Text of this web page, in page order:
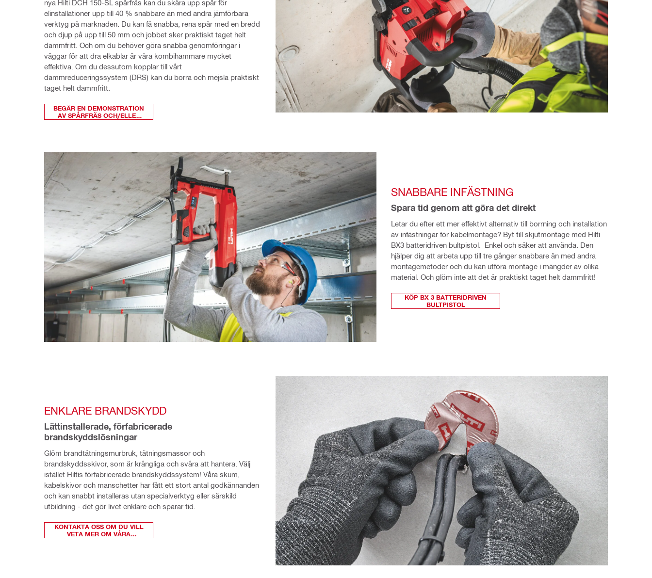
nya Hilti DCH 150-SL spårfräs kan du skära upp spår för
elinstallationer upp till 40 % snabbare än med andra jämförbara
verktyg på marknaden. Du kan få snabba, rena spår med en bredd
och djup på upp till 50 mm och jobbet sker praktiskt taget helt
dammfritt. Och om du behöver göra snabba genomföringar i
väggar för att dra elkablar är våra kombihammare mycket
effektiva. Om du dessutom kopplar till vårt
dammreduceringssystem (DRS) kan du borra och mejsla praktiskt
taget helt dammfritt.
BEGÄR EN DEMONSTRATION
AV SPÅRFRÄS OCH/ELLER
SNABBARE INFÄSTNING
Spara tid genom att göra det direkt
Letar du efter ett mer effektivt alternativ till borrning och installation
av infästningar för kabelmontage? Byt till skjutmontage med Hilti
BX3 batteridriven bultpistol.  Enkel och säker att använda. Den
hjälper dig att arbeta upp till tre gånger snabbare än med andra
montagemetoder och du kan utföra montage i mängder av olika
material. Och glöm inte att det är praktiskt taget helt dammfritt!
KÖP BX 3 BATTERIDRIVEN
BULTPISTOL
ENKLARE BRANDSKYDD
Lättinstallerade, förfabricerade
brandskyddslösningar
Glöm brandtätningsmurbruk, tätningsmassor och
brandskyddsskivor, som är krångliga och svåra att hantera. Välj
istället Hiltis förfabricerade brandskyddssystem! Våra skum,
kabelskivor och manschetter har fått ett stort antal godkännanden
och kan snabbt installeras utan specialverktyg eller särskild
utbildning - det gör livet enklare och sparar tid.
KONTAKTA OSS OM DU VILL
VETA MER OM VÅRA
BRANDSKYD